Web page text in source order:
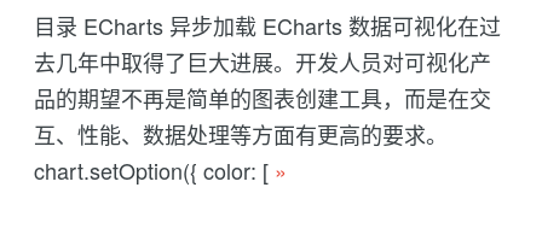
目录 ECharts 异步加载 ECharts 数据可视化在过
去几年中取得了巨大进展。开发人员对可视化产
品的期望不再是简单的图表创建工具，而是在交
互、性能、数据处理等方面有更高的要求。
chart.setOption({ color: [ »